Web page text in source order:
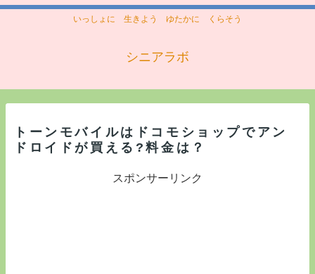
いっしょに 生きよう ゆたかに くらそう
シニアラボ
トーンモバイルはドコモショップでアン
ドロイドが買える?料金は？
スポンサーリンク